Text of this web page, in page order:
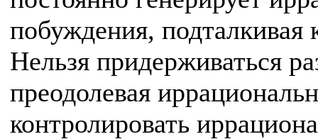
побуждения,
Нельзя придерживаться
преодолевая
контролировать